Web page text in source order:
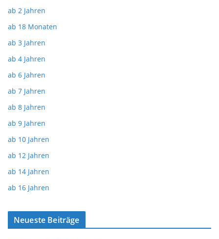
ab 2 Jahren
ab 18 Monaten
ab 3 Jahren
ab 4 Jahren
ab 6 Jahren
ab 7 Jahren
ab 8 Jahren
ab 9 Jahren
ab 10 Jahren
ab 12 Jahren
ab 14 Jahren
ab 16 Jahren
Neueste Beiträge